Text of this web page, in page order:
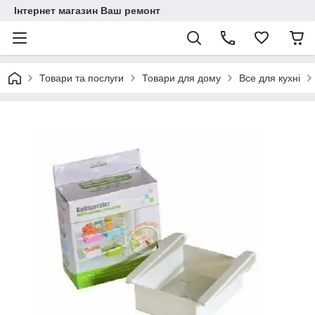
Інтернет магазин Ваш ремонт
Товари та послуги Товари для дому Все для кухні